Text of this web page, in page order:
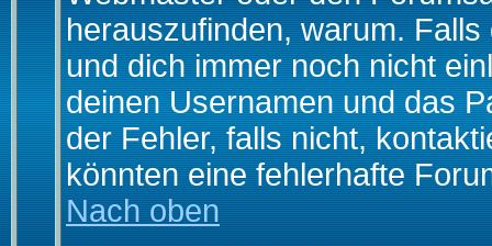
herauszufinden, warum.
und dich immer noch nicht
deinen Usernamen und das
der Fehler, falls nicht,
könnten eine fehlerhafte
Nach oben